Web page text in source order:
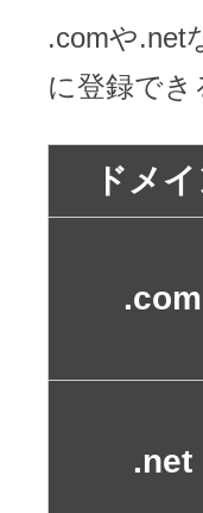
.comや.net
に登録でき
ドメ
.com
.net